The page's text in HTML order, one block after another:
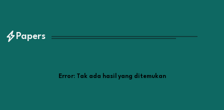
Papers
Error:Tak ada hasil yang ditemukan